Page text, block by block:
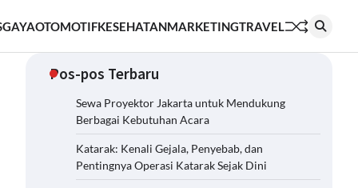
GAYAOTOMOTIFKESEHATANMARKETINGTRAVEL
Pos-pos Terbaru
Sewa Proyektor Jakarta untuk Mendukung
Berbagai Kebutuhan Acara
Katarak: Kenali Gejala, Penyebab, dan
Pentingnya Operasi Katarak Sejak Dini